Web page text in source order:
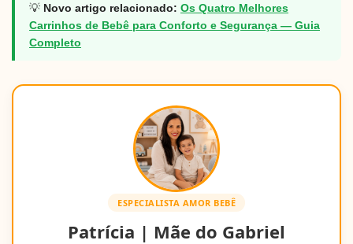
💡 Novo artigo relacionado: Os Quatro Melhores
Carrinhos de Bebê para Conforto e Segurança — Guia
Completo
ESPECIALISTA AMOR BEBÊ
Patrícia | Mãe do Gabriel